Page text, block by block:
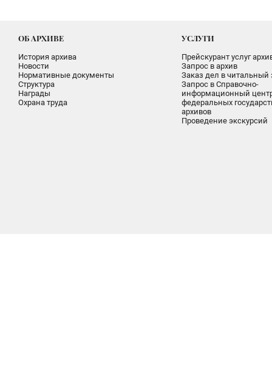
ОБ АРХИВЕ
История архива
Новости
Нормативные документы
Структура
Награды
Охрана труда
УСЛУГИ
Прейскурант услуг
Запрос в архив
Заказ дел в читальный
Запрос в Справочно-
информационный
федеральных
архивов
Проведение экскурсий